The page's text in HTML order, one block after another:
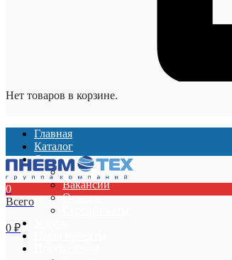
Нет товаров в корзине.
Главная
Каталог
О компании
О компании
Вакансии
Отзывы
0
Всего
0 ₽